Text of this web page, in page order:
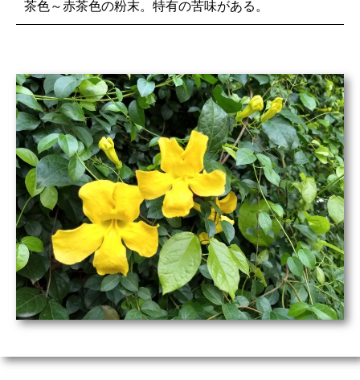
茶色～赤茶色の粉末。特有の苦味がある。